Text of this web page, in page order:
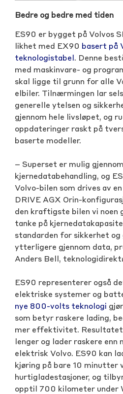
Bedre og bedre med tiden
ES90 er bygget på Volvos
likhet med EX90 basert på
teknologistabel . Denne
med maskinvare- og
skal ligge til grunn for alle
elbiler. Tilnærmingen lar
generelle ytelsen og
gjennom hele livsløpet, og
oppdateringer raskt på
baserte modeller.
– Superset er mulig gjennom
kjernedatabehandling, og
Volvo-bilen som drives av
DRIVE AGX Orin-
den kraftigste bilen vi noen
tanke på
standarden for sikkerhet og
ytterligere gjennom data,
Anders Bell,
ES90 representerer også
elektriske systemer og
nye 800-volts teknologi
som betyr raskere lading,
mer effektivitet. Resultatet
lenger og lader raskere enn
elektrisk Volvo. ES90 kan
kjøring på bare 10 minutter
hurtigladestasjoner, og
opptil 700 kilometer under